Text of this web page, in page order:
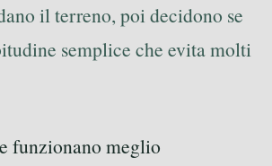
il terreno, poi decidono se
semplice che evita molti
funzionano meglio